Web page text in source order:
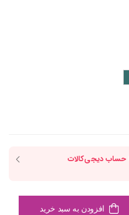
افزودن به سبد خرید